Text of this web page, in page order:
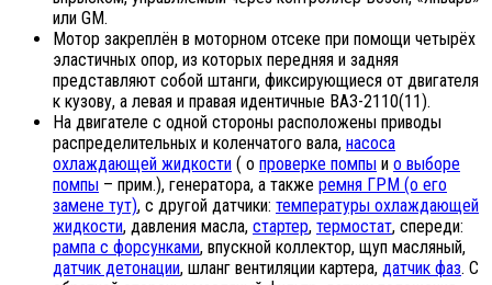
или GM.
Мотор закреплён в моторном отсеке при помощи четырёх
эластичных опор, из которых передняя и задняя
представляют собой штанги, фиксирующиеся от двигателя
к кузову, а левая и правая идентичные ВАЗ-2110(11).
На двигателе с одной стороны расположены приводы
распределительных и коленчатого вала, насоса
охлаждающей жидкости ( о проверке помпы и о выборе
помпы – прим.), генератора, а также ремня ГРМ (о его
замене тут), с другой датчики: температуры охлаждающей
жидкости, давления масла, стартер, термостат, спереди:
рампа с форсунками, впускной коллектор, щуп масляный,
датчик детонации, шланг вентиляции картера, датчик фаз. С